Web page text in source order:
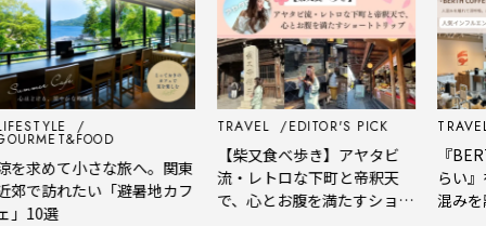
めて小さな旅へ。関東
訪れたい「避暑地カフ
選
TRAVEL EDITOR'S PICK
【柴又食べ歩き】アヤタビ
流・レトロな下町と帝釈天
で、心とお腹を満たすショー
TRAVEL
『BERTH
らい』を
混みを離